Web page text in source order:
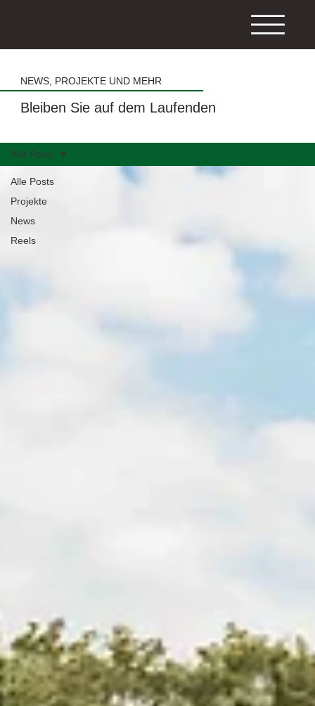
NEWS, PROJEKTE UND MEHR
Bleiben Sie auf dem Laufenden
Alle Posts
Projekte
News
Reels
Alle Posts